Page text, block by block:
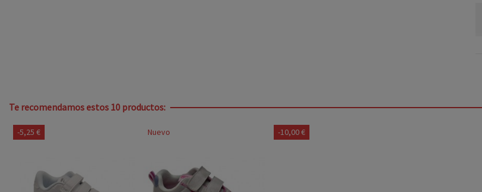
Te recomendamos estos 10 productos:
-5,25 € Nuevo -10,00 €